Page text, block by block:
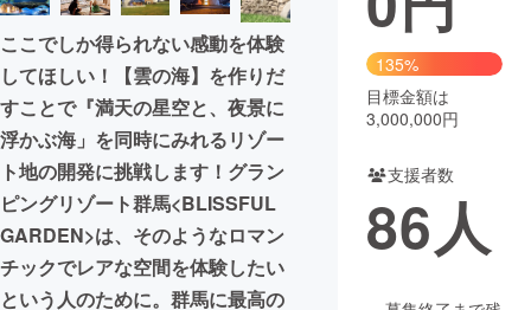
CAMPFIRE for Social Good
CAMPFIRE Creation
CAMPFIREふるさと納税machi-ya コミュニティ
ここでしか得られない感動を体験
してほしい！【雲の海】を作りだ
すことで『満天の星空と、夜景に
浮かぶ海」を同時にみれるリゾー
ト地の開発に挑戦します！グラン
ピングリゾート群馬<BLISSFUL
GARDEN>は、そのようなロマン
チックでレアな空間を体験したい
という人のために。群馬に最高の
135%
目標金額は
3,000,000円
支援者数
86人